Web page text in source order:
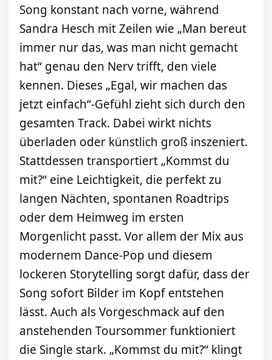
Song konstant nach vorne, während
Sandra Hesch mit Zeilen wie „Man bereut
immer nur das, was man nicht gemacht
hat“ genau den Nerv trifft, den viele
kennen. Dieses „Egal, wir machen das
jetzt einfach“-Gefühl zieht sich durch den
gesamten Track. Dabei wirkt nichts
überladen oder künstlich groß inszeniert.
Stattdessen transportiert „Kommst du
mit?“ eine Leichtigkeit, die perfekt zu
langen Nächten, spontanen Roadtrips
oder dem Heimweg im ersten
Morgenlicht passt. Vor allem der Mix aus
modernem Dance-Pop und diesem
lockeren Storytelling sorgt dafür, dass der
Song sofort Bilder im Kopf entstehen
lässt. Auch als Vorgeschmack auf den
anstehenden Toursommer funktioniert
die Single stark. „Kommst du mit?“ klingt